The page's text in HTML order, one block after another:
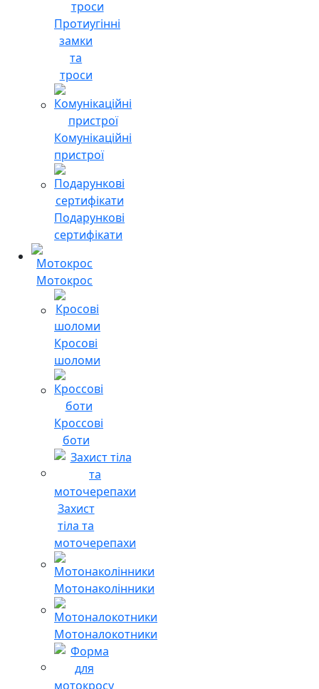
Протиугінні
замки
та
троси
Комунікаційні
пристрої
Подарункові
сертифікати
Мотокрос
Кросові
шоломи
Кроссові
боти
Захист
тіла та
моточерепахи
Мотонаколінники
Мотоналокотники